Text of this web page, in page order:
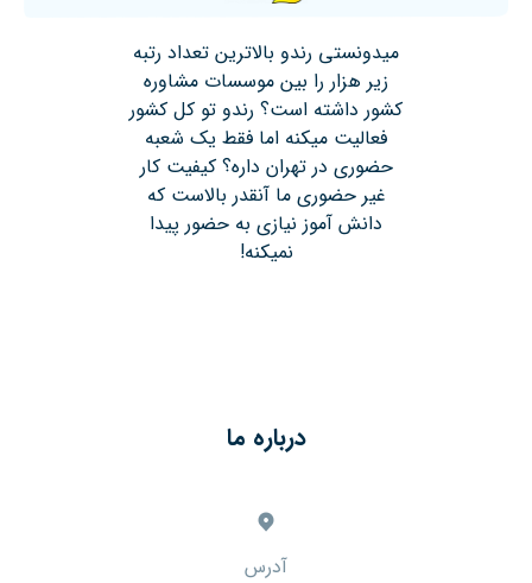
میدونستی رندو بالاترین تعداد رتبه
زیر هزار را بین موسسات مشاوره
کشور داشته است؟ رندو تو کل کشور
فعالیت میکنه اما فقط یک شعبه
حضوری در تهران داره؟ کیفیت کار
غیر حضوری ما آنقدر بالاست که
دانش آموز نیازی به حضور پیدا
نمیکنه!
درباره ما
آدرس